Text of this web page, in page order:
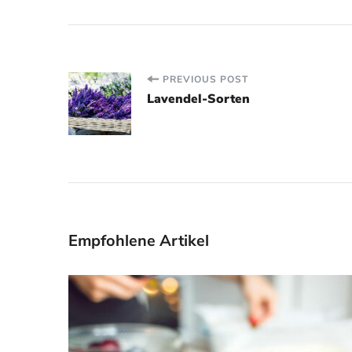
Post
Navigation
PREVIOUS POST
Lavendel-Sorten
Empfohlene Artikel